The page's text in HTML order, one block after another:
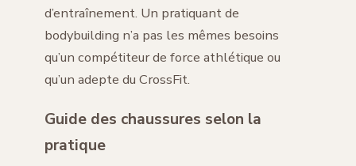
d’entraînement. Un pratiquant de
bodybuilding n’a pas les mêmes besoins
qu’un compétiteur de force athlétique ou
qu’un adepte du CrossFit.
Guide des chaussures selon la
pratique